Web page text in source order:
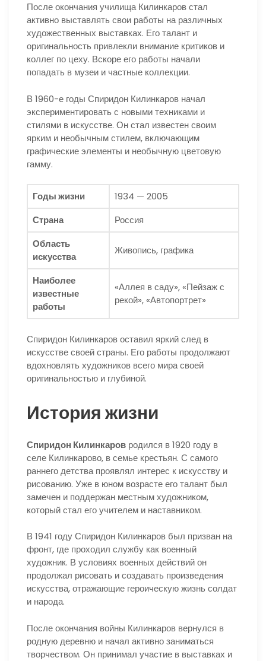
После окончания училища Килинкаров стал
активно выставлять свои работы на различных
художественных выставках. Его талант и
оригинальность привлекли внимание критиков и
коллег по цеху. Вскоре его работы начали
попадать в музеи и частные коллекции.
В 1960-е годы Спиридон Килинкаров начал
экспериментировать с новыми техниками и
стилями в искусстве. Он стал известен своим
ярким и необычным стилем, включающим
графические элементы и необычную цветовую
гамму.
Годы жизни
1934 — 2005
Страна
Россия
Область
искусства
Живопись, графика
Наиболее
известные
работы
«Аллея в саду», «Пейзаж с
рекой», «Автопортрет»
Спиридон Килинкаров оставил яркий след в
искусстве своей страны. Его работы продолжают
вдохновлять художников всего мира своей
оригинальностью и глубиной.
История жизни
Спиридон Килинкаров родился в 1920 году в
селе Килинкарово, в семье крестьян. С самого
раннего детства проявлял интерес к искусству и
рисованию. Уже в юном возрасте его талант был
замечен и поддержан местным художником,
который стал его учителем и наставником.
В 1941 году Спиридон Килинкаров был призван на
фронт, где проходил службу как военный
художник. В условиях военных действий он
продолжал рисовать и создавать произведения
искусства, отражающие героическую жизнь солдат
и народа.
После окончания войны Килинкаров вернулся в
родную деревню и начал активно заниматься
творчеством. Он принимал участие в выставках и